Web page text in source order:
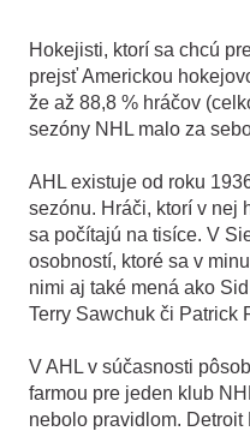
Hokejisti, ktorí sa chcú
prejsť Americkou
že až 88,8 % hráčov
sezóny NHL malo za
AHL existuje od roku
sezónu. Hráči, ktorí v nej
sa počítajú na tisíce. V
osobností, ktoré sa v
nimi aj také mená ako
Terry Sawchuk či Patrick
V AHL v súčasnosti
farmou pre jeden klub
nebolo pravidlom. Detroit